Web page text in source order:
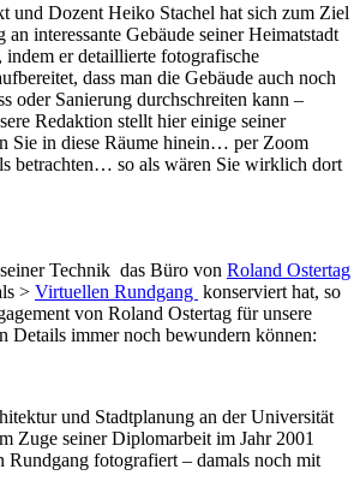
und Dozent Heiko Stachel hat sich zum Ziel
an interessante Gebäude seiner Heimatstadt
indem er detaillierte fotografische
dass man die Gebäude auch noch
oder Sanierung durchschreiten kann –
Redaktion stellt hier einige seiner
Sie in diese Räume hinein… per Zoom
betrachten… so als wären Sie wirklich dort
Technik das Büro von Roland Ostertag
> Virtuellen Rundgang konserviert hat, so
von Roland Ostertag für unsere
Details immer noch bewundern können:
und Stadtplanung an der Universität
Zuge seiner Diplomarbeit im Jahr 2001
Rundgang fotografiert – damals noch mit